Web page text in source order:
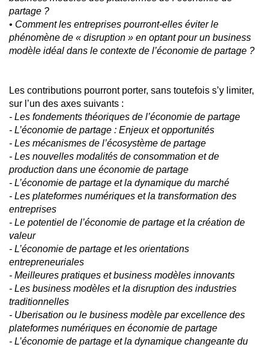
partage ?
• Comment les entreprises pourront-elles éviter le
phénomène de « disruption » en optant pour un business
modèle idéal dans le contexte de l’économie de partage ?
Les contributions pourront porter, sans toutefois s’y limiter,
sur l’un des axes suivants :
- Les fondements théoriques de l’économie de partage
- L’économie de partage : Enjeux et opportunités
- Les mécanismes de l’écosystème de partage
- Les nouvelles modalités de consommation et de
production dans une économie de partage
- L’économie de partage et la dynamique du marché
- Les plateformes numériques et la transformation des
entreprises
- Le potentiel de l’économie de partage et la création de
valeur
- L’économie de partage et les orientations
entrepreneuriales
- Meilleures pratiques et business modèles innovants
- Les business modèles et la disruption des industries
traditionnelles
- Uberisation ou le business modèle par excellence des
plateformes numériques en économie de partage
- L’économie de partage et la dynamique changeante du